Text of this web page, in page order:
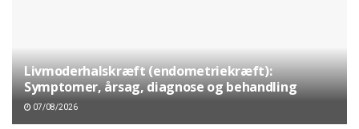
Livmoderhalskræft (endometriekræft):
Symptomer, årsag, diagnose og behandling
07/08/2026